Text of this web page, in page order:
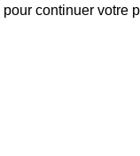
pour continuer votre